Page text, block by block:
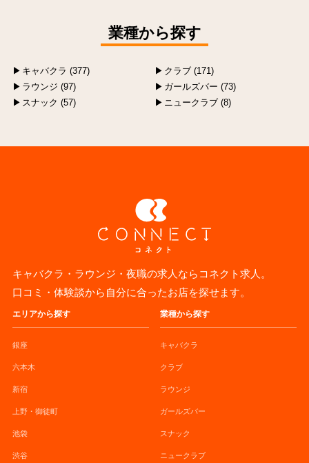
業種から探す
キャバクラ (377)
クラブ (171)
ラウンジ (97)
ガールズバー (73)
スナック (57)
ニュークラブ (8)
キャバクラ・ラウンジ・夜職の求人ならコネクト求人。
口コミ・体験談から自分に合ったお店を探せます。
エリアから探す
銀座
六本木
新宿
上野・御徒町
池袋
渋谷
業種から探す
キャバクラ
クラブ
ラウンジ
ガールズバー
スナック
ニュークラブ